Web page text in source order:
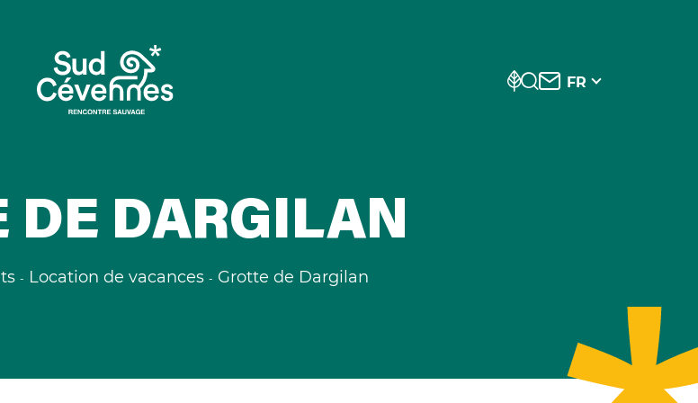
FR
DE DARGILAN
Location de vacances Grotte de Dargilan